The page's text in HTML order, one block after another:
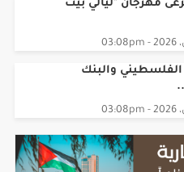
مهرجان "ليالي بيت
الفلسطيني والبنك